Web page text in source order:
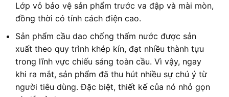
Lớp vỏ bảo vệ sản phẩm trước va đập và mài mòn,
đồng thời có tính cách điện cao.
Sản phẩm cầu dao chống thấm nước được sản
xuất theo quy trình khép kín, đạt nhiều thành tựu
trong lĩnh vực chiếu sáng toàn cầu. Vì vậy, ngay
khi ra mắt, sản phẩm đã thu hút nhiều sự chú ý từ
người tiêu dùng. Đặc biệt, thiết kế của nó nhỏ gọn